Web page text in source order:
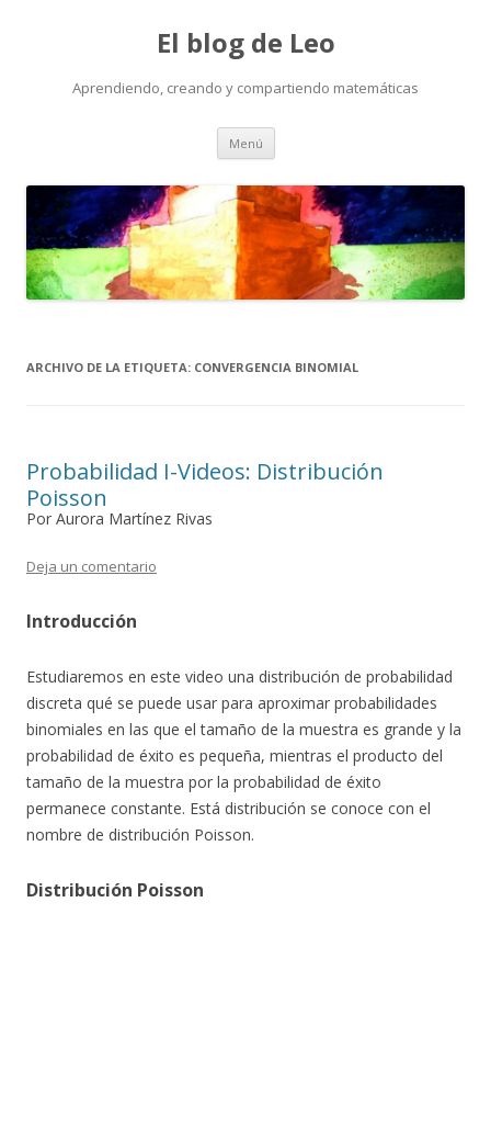
El blog de Leo
Aprendiendo, creando y compartiendo matemáticas
Menú Saltar
contenido
ARCHIVO DE LA ETIQUETA: CONVERGENCIA BINOMIAL
Probabilidad I-Videos: Distribución
Poisson
Por Aurora Martínez Rivas
Deja un comentario
Introducción
Estudiaremos en este video una distribución de probabilidad
discreta qué se puede usar para aproximar probabilidades
binomiales en las que el tamaño de la muestra es grande y la
probabilidad de éxito es pequeña, mientras el producto del
tamaño de la muestra por la probabilidad de éxito
permanece constante. Está distribución se conoce con el
nombre de distribución Poisson.
Distribución Poisson